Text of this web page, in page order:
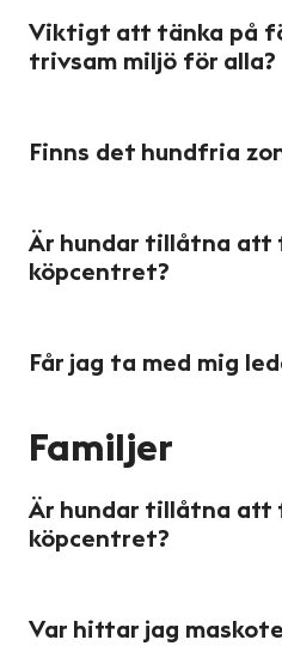
Viktigt att tänka på
trivsam miljö för alla?
Finns det hundfria
Är hundar tillåtna att
köpcentret?
Får jag ta med mig
Familjer
Är hundar tillåtna att
köpcentret?
Var hittar jag